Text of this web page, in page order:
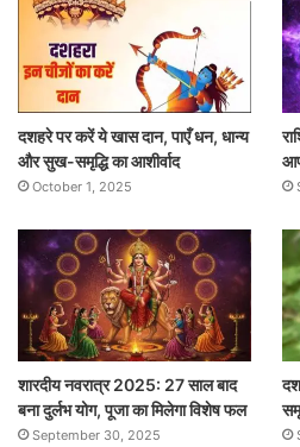
दशहरे पर करें ये खास दान, पाएँ धन, धान्य
और सुख-समृद्धि का आशीर्वाद
October 1, 2025
शारदीय नवरात्र 2025: 27 साल बाद
बना दुर्लभ योग, पूजा का मिलेगा विशेष फल
September 30, 2025